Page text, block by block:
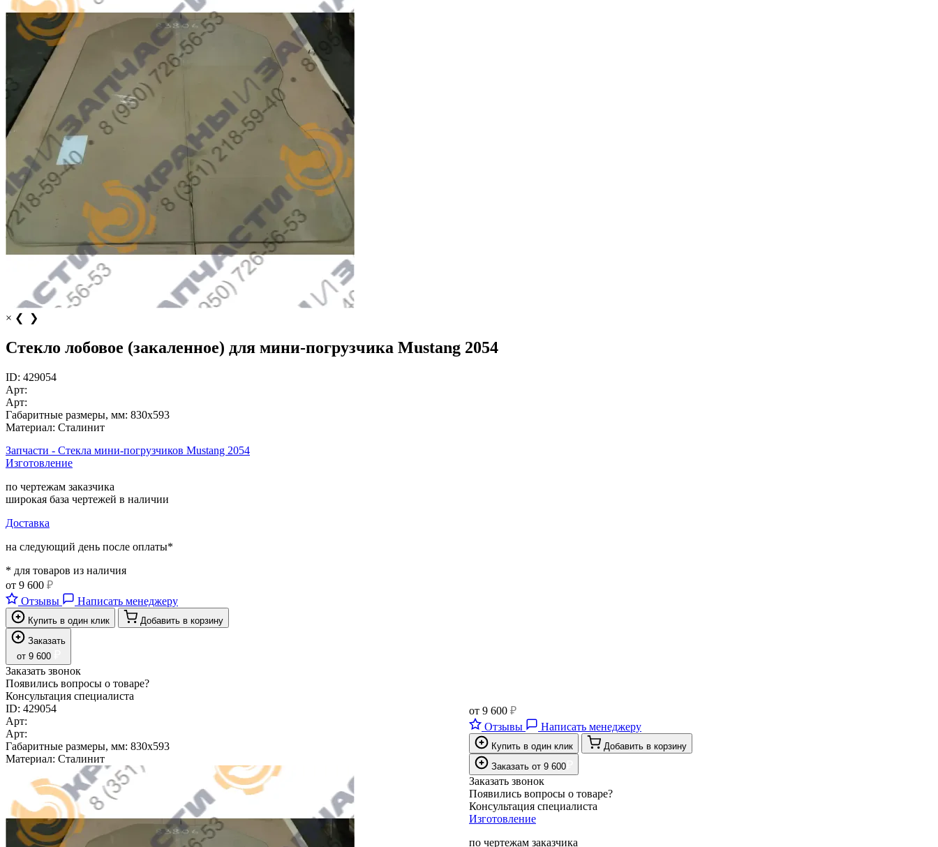
× ❮ ❯
Стекло лобовое (закаленное) для мини-погрузчика Mustang 2054
ID: 429054
Арт:
Арт:
Габаритные размеры, мм: 830x593
Материал: Сталинит
Запчасти - Стекла мини-погрузчиков Mustang 2054
Изготовление
по чертежам заказчика
широкая база чертежей в наличии
Доставка
на следующий день после оплаты*
* для товаров из наличия
от 9 600 ₽
Отзывы
Написать менеджеру
Купить в один клик
Добавить в корзину
Заказать
от 9 600
Заказать звонок
Появились вопросы о товаре?
Консультация специалиста
ID: 429054
Арт:
Арт:
Габаритные размеры, мм: 830x593
Материал: Сталинит
от 9 600 ₽
Отзывы
Написать менеджеру
Купить в один клик
Добавить в корзину
Заказать от 9 600
Заказать звонок
Появились вопросы о товаре?
Консультация специалиста
Изготовление
по чертежам заказчика